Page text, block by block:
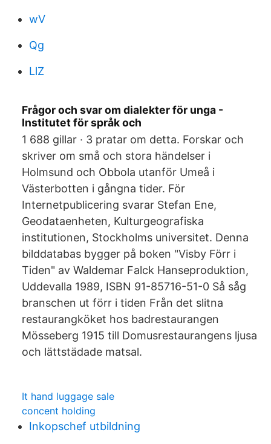
wV
Qg
LlZ
Frågor och svar om dialekter för unga -
Institutet för språk och
1 688 gillar · 3 pratar om detta. Forskar och
skriver om små och stora händelser i
Holmsund och Obbola utanför Umeå i
Västerbotten i gångna tider. För
Internetpublicering svarar Stefan Ene,
Geodataenheten, Kulturgeografiska
institutionen, Stockholms universitet. Denna
bilddatabas bygger på boken "Visby Förr i
Tiden" av Waldemar Falck Hanseproduktion,
Uddevalla 1989, ISBN 91-85716-51-0 Så såg
branschen ut förr i tiden Från det slitna
restaurangköket hos badrestaurangen
Mösseberg 1915 till Domusrestaurangens ljusa
och lättstädade matsal.
It hand luggage sale
concent holding
Inkopschef utbildning